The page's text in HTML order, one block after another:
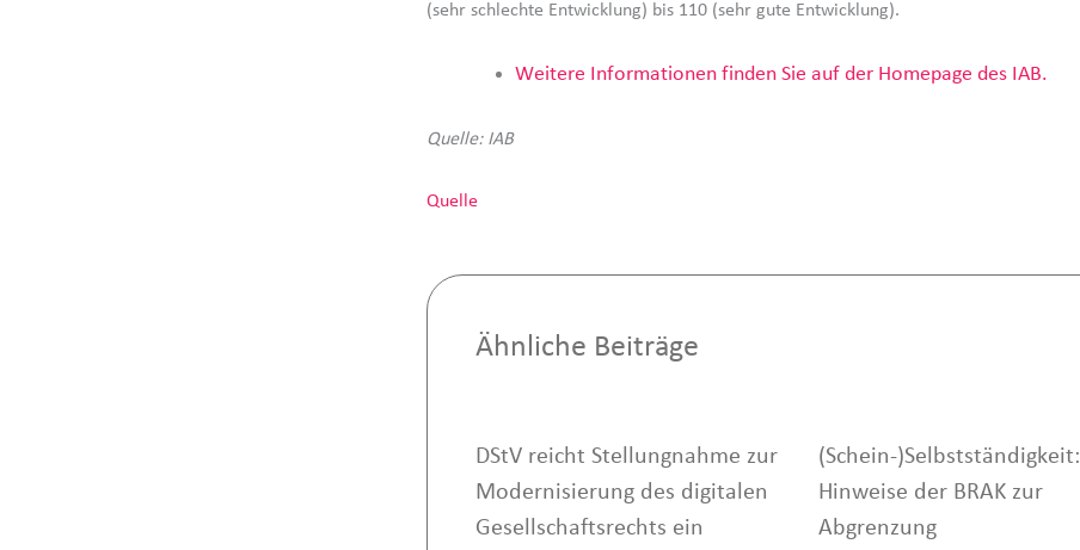
(sehr schlechte Entwicklung) bis 110 (sehr gute Entwicklung).
Weitere Informationen finden Sie auf der Homepage des IAB.
Quelle: IAB
Quelle
Ähnliche Beiträge
DStV reicht Stellungnahme zur
Modernisierung des digitalen
Gesellschaftsrechts ein
(Schein-)Selbstständigkeit:
Hinweise der BRAK zur
Abgrenzung